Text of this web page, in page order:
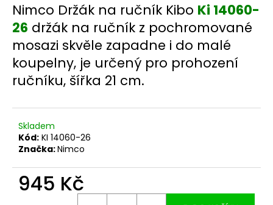
Nimco Držák na ručník Kibo Ki 14060-
26 držák na ručník z pochromované
mosazi skvěle zapadne i do malé
koupelny, je určený pro prohození
ručníku, šířka 21 cm.
Skladem
Kód: KI 14060-26
Značka:Nimco
945 Kč
D
o
p
o
r
č
u
e
m